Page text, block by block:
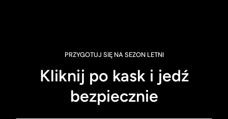
PRZYGOTUJ SIĘ NA SEZON LETNI
Kliknij po kask i jedź
bezpiecznie